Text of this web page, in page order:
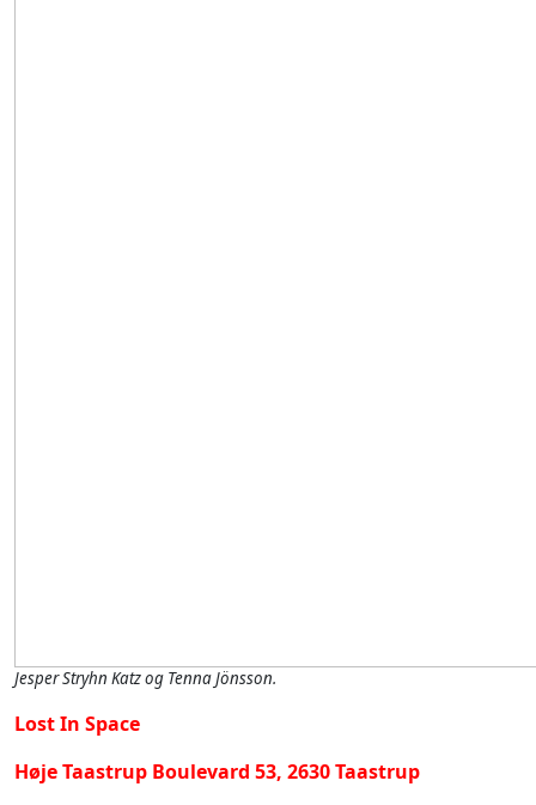
Jesper Stryhn Katz og Tenna Jönsson.
Lost In Space
Høje Taastrup Boulevard 53, 2630 Taastrup